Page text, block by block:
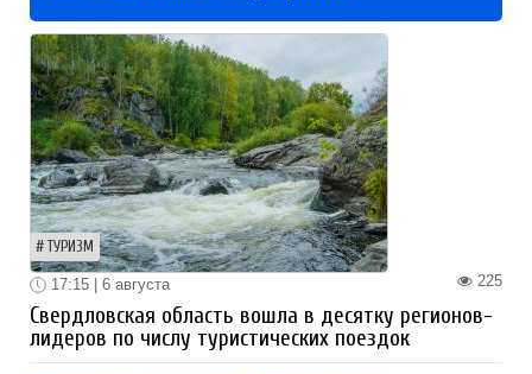
ТУРИЗМ
225
17:15 | 6 августа
Свердловская область вошла в десятку регионов-
лидеров по числу туристических поездок